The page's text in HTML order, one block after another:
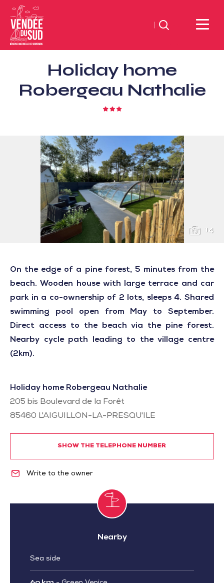
Sud
TourismSouth
Search
Holiday home
Robergeau Nathalie
3
14
On the edge of a pine forest, 5 minutes from the
beach. Wooden house with large terrace and car
park in a co-ownership of 2 lots, sleeps 4. Shared
swimming pool open from May to September.
Direct access to the beach via the pine forest.
Nearby cycle path leading to the village centre
(2km).
Holiday home Robergeau Nathalie
205 bis Boulevard de la Forêt
85460 L'AIGUILLON-LA-PRESQU'ILE
SHOW THE TELEPHONE NUMBER
Write to the owner
Nearby
Sea side